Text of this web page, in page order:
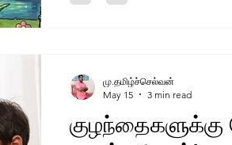
குழந்தைகளுக்கு
மு.தமிழ்ச்செல்வன்
May 15
3 min read